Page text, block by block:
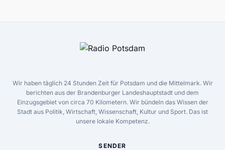
Wir haben täglich 24 Stunden Zeit für Potsdam und die Mittelmark. Wir
berichten aus der Brandenburger Landeshauptstadt und dem
Einzugsgebiet von circa 70 Kilometern. Wir bündeln das Wissen der
Stadt aus Politik, Wirtschaft, Wissenschaft, Kultur und Sport. Das ist
unsere lokale Kompetenz.
SENDER